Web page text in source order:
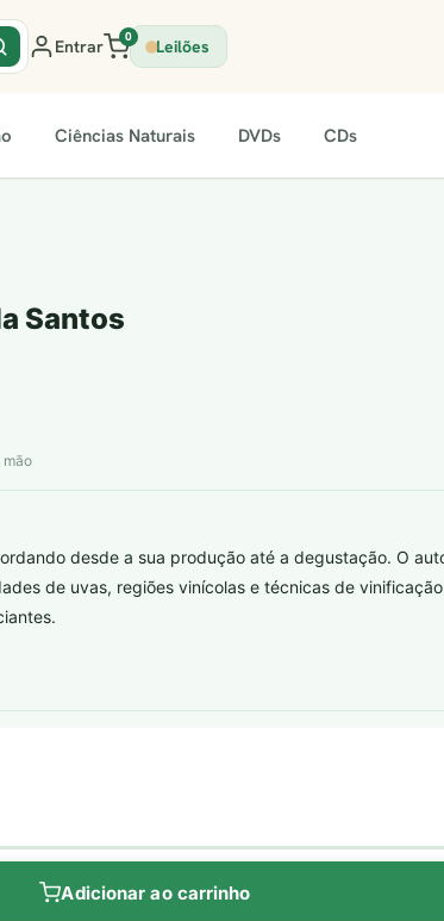
Entrar 0 Leilões
Ciências Naturais DVDs CDs
Santos
mão
desde a sua produção até a degustação. O
de uvas, regiões vinícolas e técnicas de
Adicionar ao carrinho